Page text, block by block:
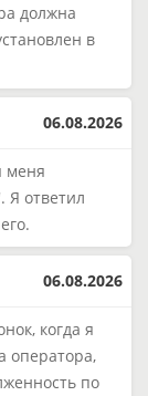
должна
в
06.08.2026
меня
Я ответил
06.08.2026
когда я
оператора,
по